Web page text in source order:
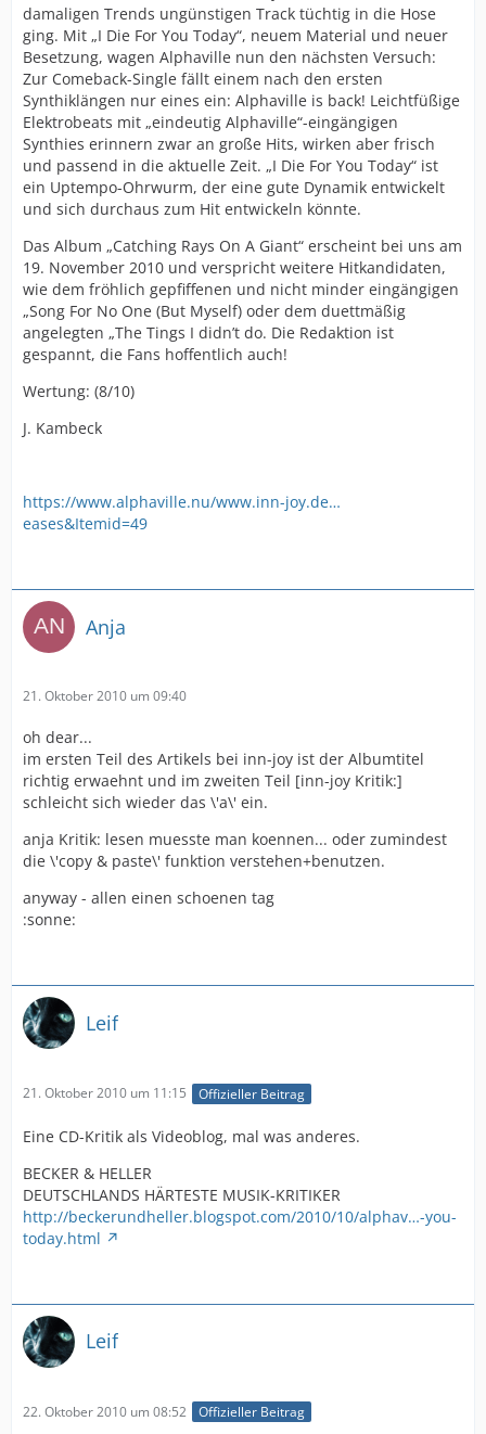
damaligen Trends ungünstigen Track tüchtig in die Hose
ging. Mit „I Die For You Today“, neuem Material und neuer
Besetzung, wagen Alphaville nun den nächsten Versuch:
Zur Comeback-Single fällt einem nach den ersten
Synthiklängen nur eines ein: Alphaville is back! Leichtfüßige
Elektrobeats mit „eindeutig Alphaville“-eingängigen
Synthies erinnern zwar an große Hits, wirken aber frisch
und passend in die aktuelle Zeit. „I Die For You Today“ ist
ein Uptempo-Ohrwurm, der eine gute Dynamik entwickelt
und sich durchaus zum Hit entwickeln könnte.
Das Album „Catching Rays On A Giant“ erscheint bei uns am
19. November 2010 und verspricht weitere Hitkandidaten,
wie dem fröhlich gepfiffenen und nicht minder eingängigen
„Song For No One (But Myself) oder dem duettmäßig
angelegten „The Tings I didn’t do. Die Redaktion ist
gespannt, die Fans hoffentlich auch!
Wertung: (8/10)
J. Kambeck
https://www.alphaville.nu/www.inn-joy.de…
eases&Itemid=49
Anja
21. Oktober 2010 um 09:40
oh dear...
im ersten Teil des Artikels bei inn-joy ist der Albumtitel
richtig erwaehnt und im zweiten Teil [inn-joy Kritik:]
schleicht sich wieder das \'a\' ein.
anja Kritik: lesen muesste man koennen... oder zumindest
die \'copy & paste\' funktion verstehen+benutzen.
anyway - allen einen schoenen tag
:sonne:
Leif
21. Oktober 2010 um 11:15 Offizieller Beitrag
Eine CD-Kritik als Videoblog, mal was anderes.
BECKER & HELLER
DEUTSCHLANDS HÄRTESTE MUSIK-KRITIKER
http://beckerundheller.blogspot.com/2010/10/alphav…-you-
today.html
Leif
22. Oktober 2010 um 08:52 Offizieller Beitrag